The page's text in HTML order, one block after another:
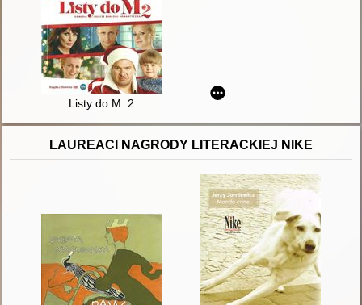
Listy do M. 2
LAUREACI NAGRODY LITERACKIEJ NIKE